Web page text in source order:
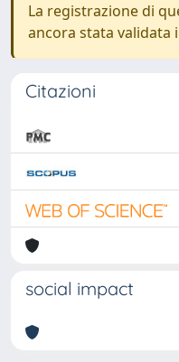
La registrazione di
ancora stata validata
Citazioni
social impact